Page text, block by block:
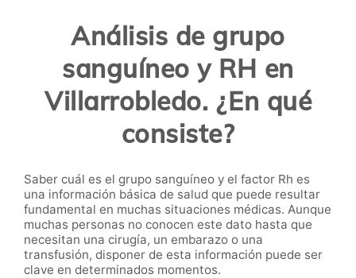
Análisis de grupo
sanguíneo y RH en
Villarrobledo. ¿En qué
consiste?
Saber cuál es el grupo sanguíneo y el factor Rh es
una información básica de salud que puede resultar
fundamental en muchas situaciones médicas. Aunque
muchas personas no conocen este dato hasta que
necesitan una cirugía, un embarazo o una
transfusión, disponer de esta información puede ser
clave en determinados momentos.